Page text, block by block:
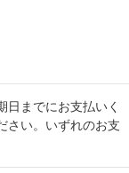
までにお支払いく
さい。いずれのお支